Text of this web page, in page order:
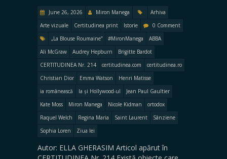
June 26, 2026 Miron Manega
Arhiva
Arte vizuale
Certitudinea print Istorie
0 Comment
„La Blouse Roumaine”
#MironManega
ABBA
Ali McGraw
Audrey Hepburn
Brigitte Bardot
CERTITUDINEA Nr. 214
certitudinea.com
certitudinea.ro
Christian Dior
Emma Watson
Henri Matisse
ia românească
Ia și Hollywood-ul
Jean Paul Gaultier
Kate Moss
Miron Manega Nicole Kidman
ortodox
Raquel Welch
Regina Maria Saint Laurent
Sânziene
Sophia Loren
Ziua Iei
Autor: ELLA GHERASIM Articol apărut în